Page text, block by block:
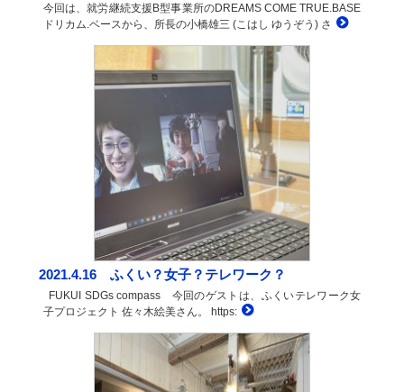
今回は、就労継続支援B型事業所のDREAMS COME TRUE.BASE
ドリカム.ベースから、所長の小橋雄三 (こはし ゆうぞう) さ
2021.4.16 ふくい？女子？テレワーク？
FUKUI SDGs compass 今回のゲストは、ふくいテレワーク女
子プロジェクト 佐々木絵美さん。 https: